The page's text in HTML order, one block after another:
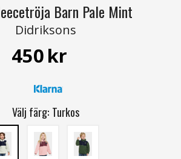
Barn Pale Mint
Didriksons
450kr
Välj färg: Turkos